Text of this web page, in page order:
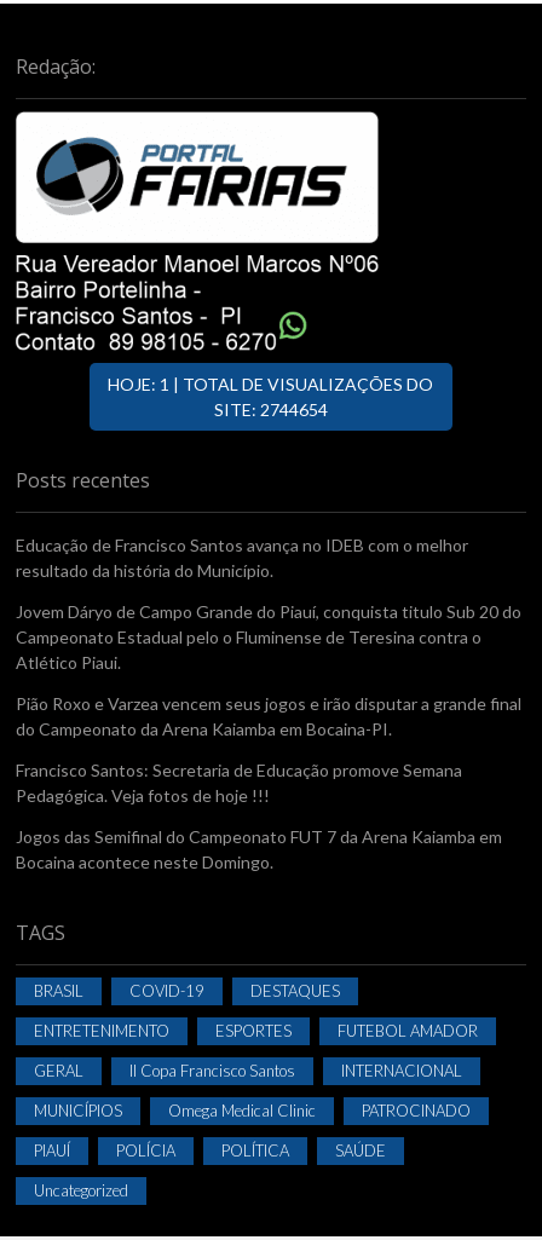
Redação:
HOJE: 1 | TOTAL DE VISUALIZAÇÕES DO
SITE: 2744654
Posts recentes
Educação de Francisco Santos avança no IDEB com o melhor
resultado da história do Município.
Jovem Dáryo de Campo Grande do Piauí, conquista titulo Sub 20 do
Campeonato Estadual pelo o Fluminense de Teresina contra o
Atlético Piaui.
Pião Roxo e Varzea vencem seus jogos e irão disputar a grande final
do Campeonato da Arena Kaiamba em Bocaina-PI.
Francisco Santos: Secretaria de Educação promove Semana
Pedagógica. Veja fotos de hoje !!!
Jogos das Semifinal do Campeonato FUT 7 da Arena Kaiamba em
Bocaina acontece neste Domingo.
TAGS
BRASIL COVID-19 DESTAQUES
ENTRETENIMENTO ESPORTES FUTEBOL AMADOR
GERAL II Copa Francisco Santos INTERNACIONAL
MUNICÍPIOS Omega Medical Clinic PATROCINADO
PIAUÍ POLÍCIA POLÍTICA SAÚDE
Uncategorized